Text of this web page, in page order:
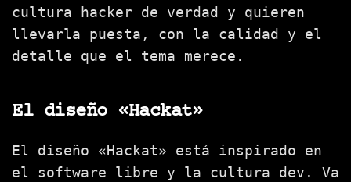
cultura hacker de verdad y quieren
llevarla puesta, con la calidad y el
detalle que el tema merece.
El diseño «Hackat»
El diseño «Hackat» está inspirado en
el software libre y la cultura dev. Va